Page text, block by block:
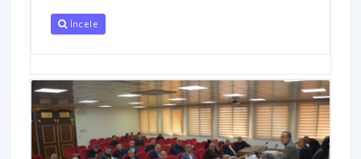
İncele